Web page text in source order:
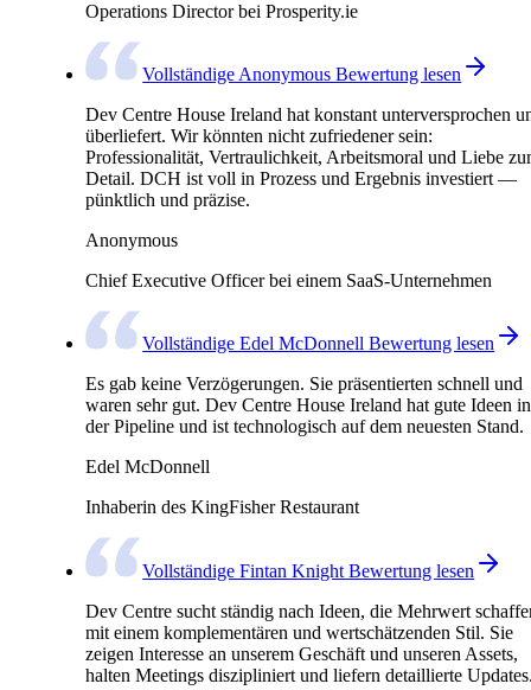
Operations Director bei Prosperity.ie
Vollständige Anonymous Bewertung lesen
Dev Centre House Ireland hat konstant unterversprochen
überliefert. Wir könnten nicht zufriedener sein:
Professionalität, Vertraulichkeit, Arbeitsmoral und Liebe
Detail. DCH ist voll in Prozess und Ergebnis investiert —
pünktlich und präzise.
Anonymous
Chief Executive Officer bei einem SaaS-Unternehmen
Vollständige Edel McDonnell Bewertung lesen
Es gab keine Verzögerungen. Sie präsentierten schnell und
waren sehr gut. Dev Centre House Ireland hat gute Ideen in
der Pipeline und ist technologisch auf dem neuesten Stand.
Edel McDonnell
Inhaberin des KingFisher Restaurant
Vollständige Fintan Knight Bewertung lesen
Dev Centre sucht ständig nach Ideen, die Mehrwert
mit einem komplementären und wertschätzenden Stil. Sie
zeigen Interesse an unserem Geschäft und unseren Assets,
halten Meetings diszipliniert und liefern detaillierte